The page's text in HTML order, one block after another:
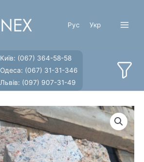
Рус Укр
Київ: (067) 364-58-58
Одеса: (067) 31-31-346
Львів: (097) 907-31-49